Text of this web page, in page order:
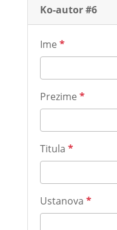
Ko-autor #6
Ime *
Prezime *
Titula *
Ustanova *